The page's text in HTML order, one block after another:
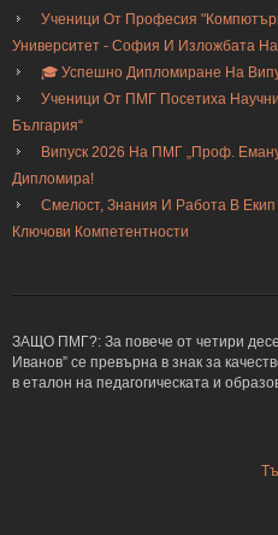
Ученици От Професия
Университет - София И Изложбата
🎓 Успешно Дипломиране На
Ученици От ПМГ Посетиха
България“
Випуск 2026 На ПМГ „Проф.
Дипломира!
Смелост, Знания И Работа В
Ключови Компетентности
ЗАЩО ПМГ?: За повече от четири
Иванов” се превърна в знак за
в еталон на педагогическата и